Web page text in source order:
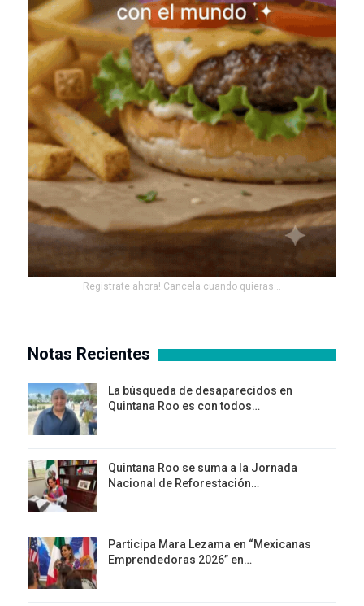
Registrate ahora! Cancela cuando quieras...
Notas Recientes
La búsqueda de desaparecidos en
Quintana Roo es con todos…
Quintana Roo se suma a la Jornada
Nacional de Reforestación…
Participa Mara Lezama en “Mexicanas
Emprendedoras 2026” en…